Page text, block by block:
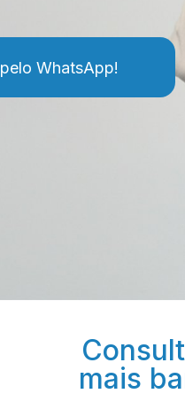
WhatsApp!
mais